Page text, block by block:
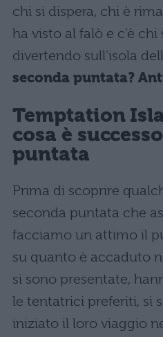
chi si dispera, chi è
ha visto al falò e c’è
divertendo sull’isola
seconda puntata?
Temptation
cosa è
puntata
Prima di scoprire
seconda puntata che
facciamo un attimo il
su quanto è accaduto
si sono presentate,
le tentatrici preferiti, si
iniziato il loro viaggio